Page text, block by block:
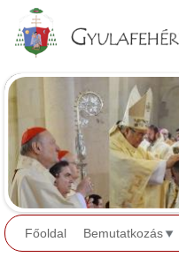
Főoldal Bemutatkozás